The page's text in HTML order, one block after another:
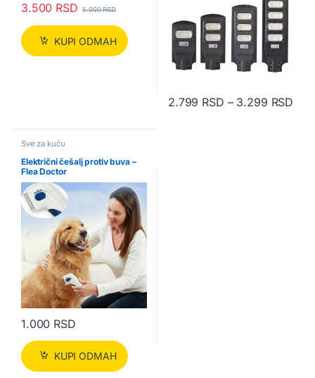
3.500 RSD 5.000RSD
KUPI ODMAH
2.799 RSD – 3.299 RSD
Sve za kuću
Električni češalj protiv buva –
Flea Doctor
1.000 RSD
KUPI ODMAH